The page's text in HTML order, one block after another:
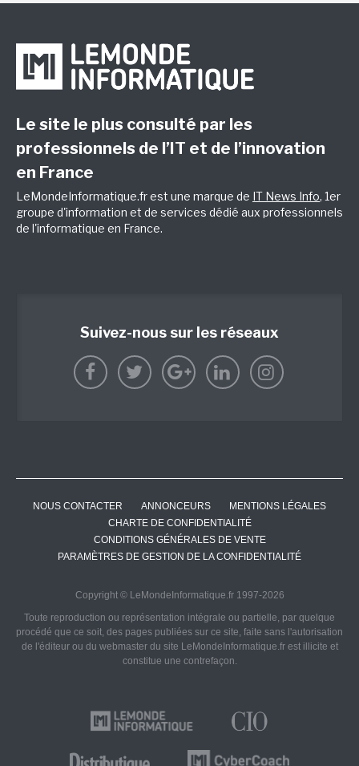
Le site le plus consulté par les
professionnels de l’IT et de l’innovation
en France
LeMondeInformatique.fr est une marque de IT News Info, 1er
groupe d'information et de services dédié aux professionnels
de l'informatique en France.
Suivez-nous sur les réseaux
NOUS CONTACTER ANNONCEURS
MENTIONS LÉGALES
CHARTE DE CONFIDENTIALITÉ
CONDITIONS GÉNÉRALES DE VENTE
PARAMÈTRES DE GESTION DE LA CONFIDENTIALITÉ
Copyright © LeMondeInformatique.fr 1997-2026
Toute reproduction ou représentation intégrale ou partielle, par quelque
procédé que ce soit, des pages publiées sur ce site, faite sans l'autorisation
de l'éditeur ou du webmaster du site LeMondeInformatique.fr est illicite et
constitue une contrefaçon.